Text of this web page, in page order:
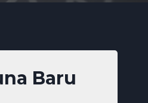
Baru